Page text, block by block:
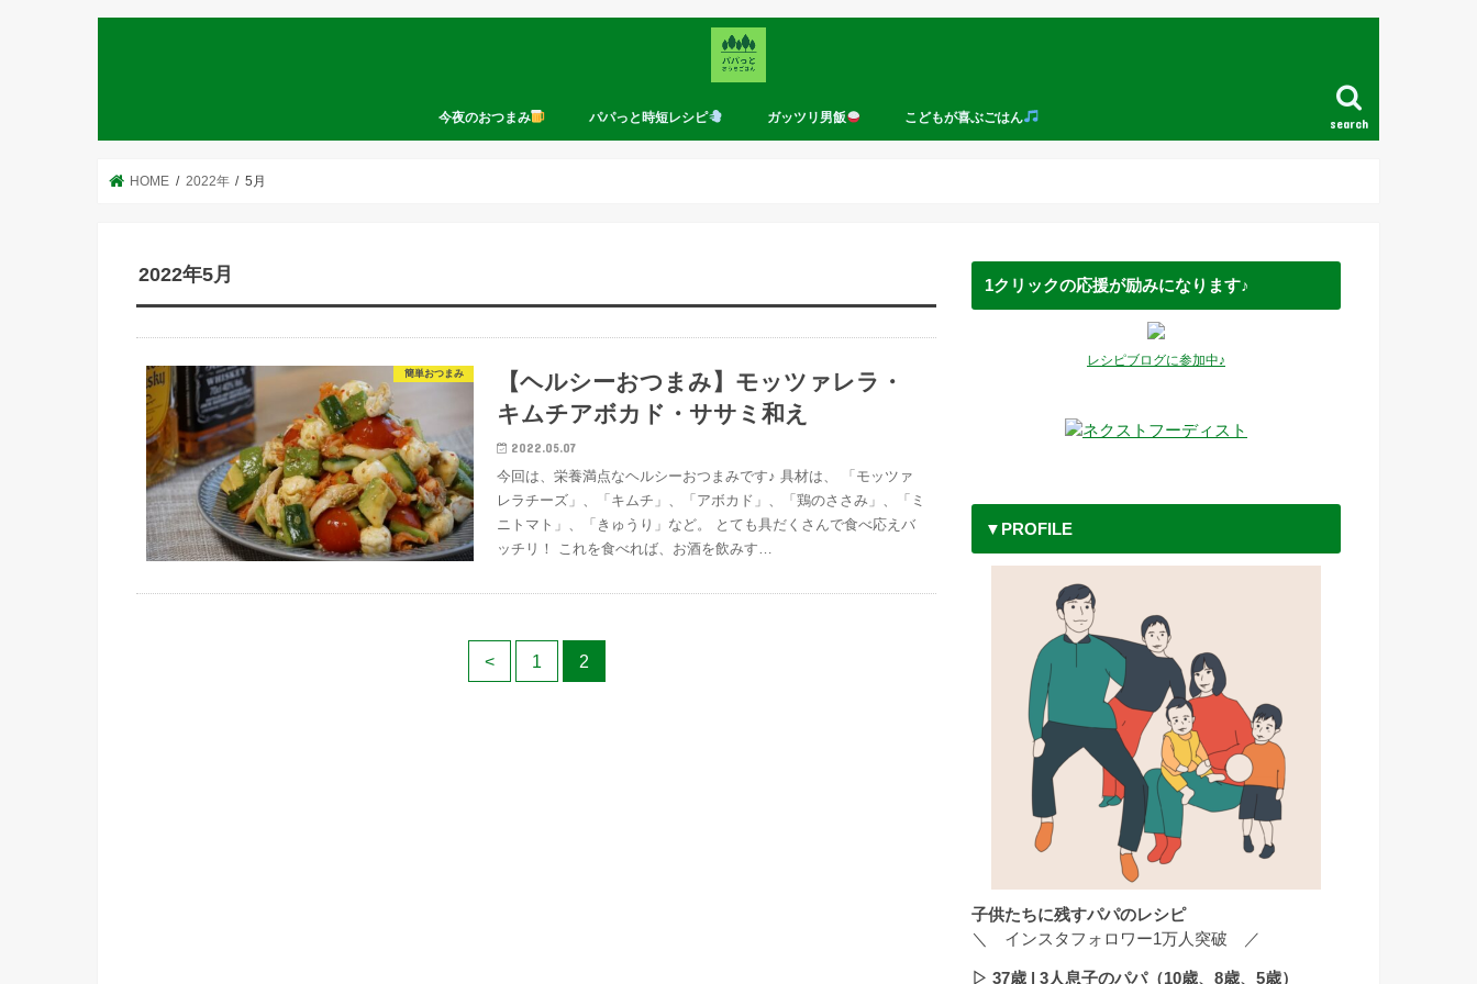
search
今夜のおつまみ パパっと時短レシピ ガッツリ男飯 こどもが喜ぶごはん
HOME 2022年 5月
2022年5月
簡単おつまみ
【ヘルシーおつまみ】モッツァレラ・
キムチアボカド・ササミ和え
2022.05.07
今回は、栄養満点なヘルシーおつまみです♪ 具材は、 「モッツァ
レラチーズ」、「キムチ」、「アボカド」、「鶏のささみ」、「ミ
ニトマト」、「きゅうり」など。 とても具だくさんで食べ応えバ
ッチリ！ これを食べれば、お酒を飲みす…
< 1 2
1クリックの応援が励みになります♪
レシピブログに参加中♪
▼PROFILE
子供たちに残すパパのレシピ
＼ インスタフォロワー1万人突破 ／
▷ 37歳 | 3人息子のパパ（10歳、8歳、5歳）